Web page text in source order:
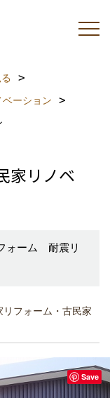
ーション
家リノベ
ォーム 耐震リ
フォーム・古民家
Save